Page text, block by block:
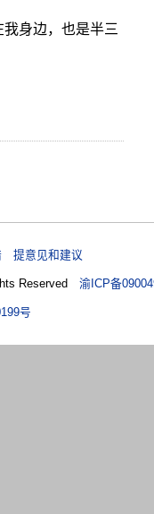
我身边，也是半三
提意见和建议
Reserved 渝ICP备
号